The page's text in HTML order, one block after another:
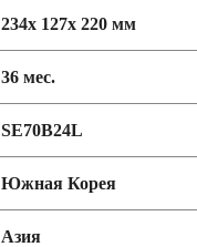
234x 127x 220 мм
36 меc.
SE70B24L
Южная Корея
Азия